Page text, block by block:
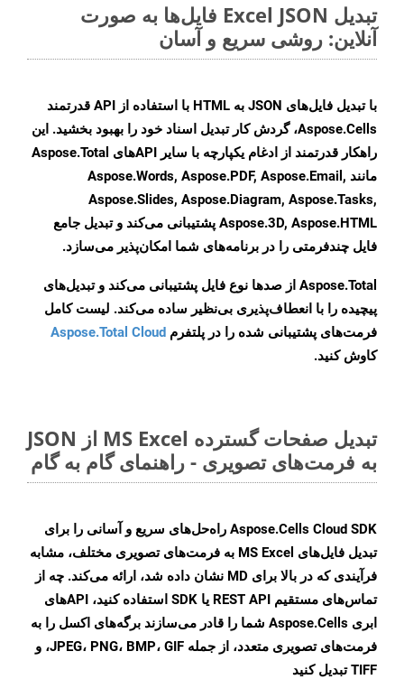
تبدیل Excel JSON فایل‌ها به صورت
آنلاین: روشی سریع و آسان
با تبدیل فایل‌های JSON به HTML با استفاده از API قدرتمند
Aspose.Cells، گردش کار تبدیل اسناد خود را بهبود بخشید. این
راهکار قدرتمند از ادغام یکپارچه با سایر APIهای Aspose.Total
مانند Aspose.Words, Aspose.PDF, Aspose.Email,
Aspose.Slides, Aspose.Diagram, Aspose.Tasks,
Aspose.3D, Aspose.HTML پشتیبانی می‌کند و تبدیل جامع
فایل چندفرمتی را در برنامه‌های شما امکان‌پذیر می‌سازد.
Aspose.Total از صدها نوع فایل پشتیبانی می‌کند و تبدیل‌های
پیچیده را با انعطاف‌پذیری بی‌نظیر ساده می‌کند. لیست کامل
فرمت‌های پشتیبانی شده را در پلتفرم Aspose.Total Cloud
کاوش کنید.
تبدیل صفحات گسترده MS Excel از JSON
به فرمت‌های تصویری - راهنمای گام به گام
Aspose.Cells Cloud SDK راه‌حل‌های سریع و آسانی را برای
تبدیل فایل‌های MS Excel به فرمت‌های تصویری مختلف، مشابه
فرآیندی که در بالا برای MD نشان داده شد، ارائه می‌کند. چه از
تماس‌های مستقیم REST API یا SDK استفاده کنید، APIهای
ابری Aspose.Cells شما را قادر می‌سازند برگه‌های اکسل را به
فرمت‌های تصویری متعدد، از جمله JPEG، PNG، BMP، GIF، و
TIFF تبدیل کنید